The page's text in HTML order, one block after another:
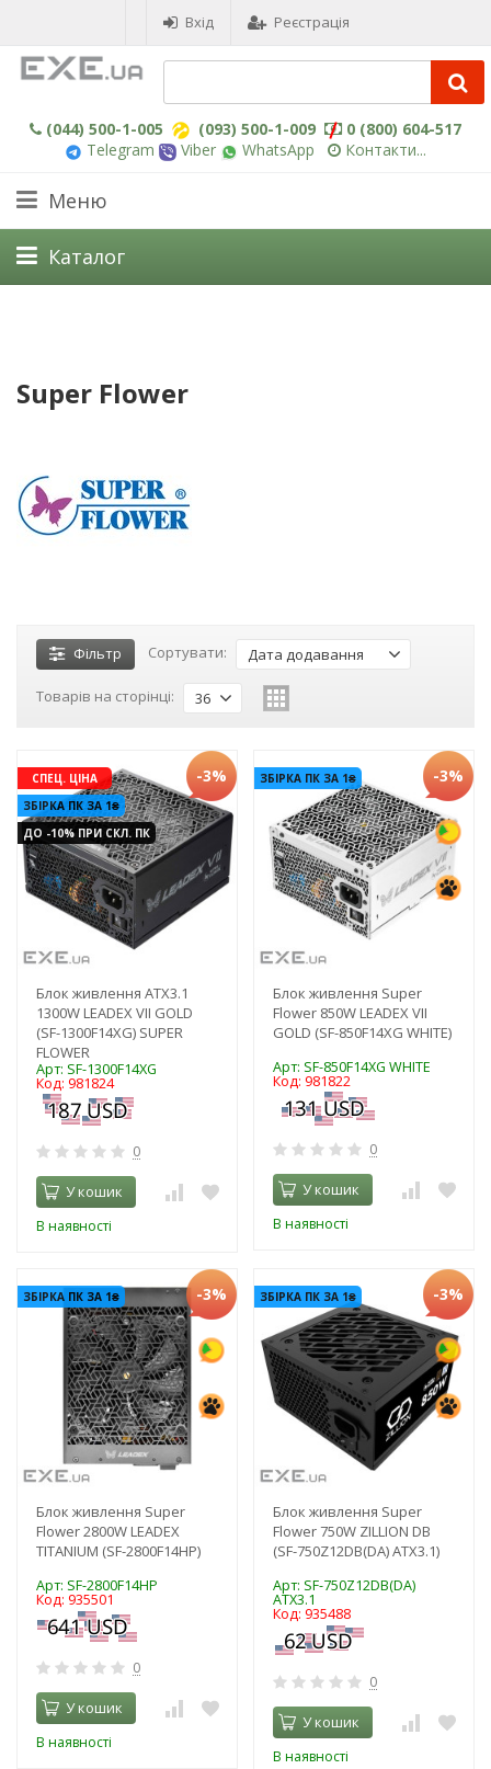
Вхід Реєстрація
(044) 500-1-005 (093) 500-1-009
0 (800) 604-517
Telegram
Viber WhatsApp Контакти...
Меню
Каталог
Super Flower
Фільтр Сортувати: Дата додавання
Товарів на сторінці: 36
СПЕЦ. ЦІНА
ЗБІРКА ПК ЗА 1₴
ДО -10% ПРИ СКЛ. ПК
-3%
Блок живлення ATX3.1
1300W LEADEX VII GOLD
(SF-1300F14XG) SUPER
FLOWER
Арт: SF-1300F14XG
Код: 981824
0
У кошик
В наявності
ЗБІРКА ПК ЗА 1₴ -3%
Блок живлення Super
Flower 850W LEADEX VII
GOLD (SF-850F14XG WHITE)
Арт: SF-850F14XG WHITE
Код: 981822
0
У кошик
В наявності
ЗБІРКА ПК ЗА 1₴ -3%
Блок живлення Super
Flower 2800W LEADEX
TITANIUM (SF-2800F14HP)
Арт: SF-2800F14HP
Код: 935501
0
У кошик
В наявності
ЗБІРКА ПК ЗА 1₴ -3%
Блок живлення Super
Flower 750W ZILLION DB
(SF-750Z12DB(DA) ATX3.1)
Арт: SF-750Z12DB(DA)
ATX3.1
Код: 935488
0
У кошик
В наявності